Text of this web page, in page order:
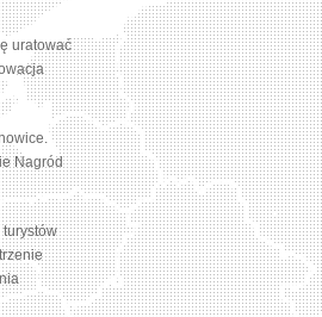
uratować
Nagród
turystów